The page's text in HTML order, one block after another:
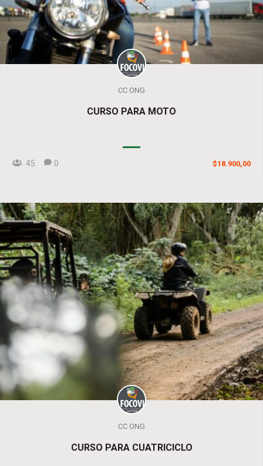
CC ONG
CURSO PARA MOTO
45 0 $18.900,00
CC ONG
CURSO PARA CUATRICICLO